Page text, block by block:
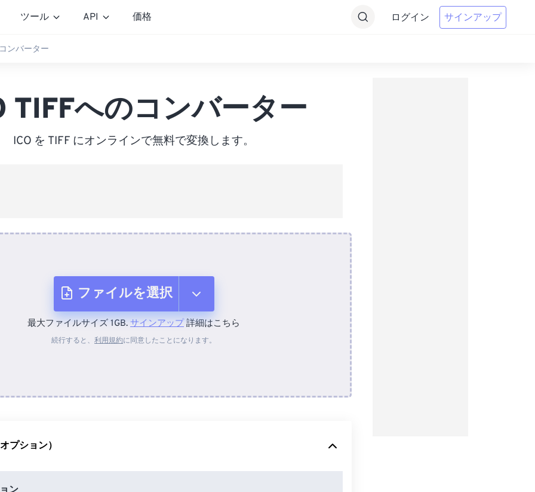
ツール API 価格 ログイン サインアップ
ンバーター
TIFFへのコンバーター
ICO を TIFF にオンラインで無料で変換します。
ファイルを選択
デバイスから
最大ファイルサイズ 1GB. サインアップ詳細はこちら
続行すると、 利用規約に同意したことになります。
プション）